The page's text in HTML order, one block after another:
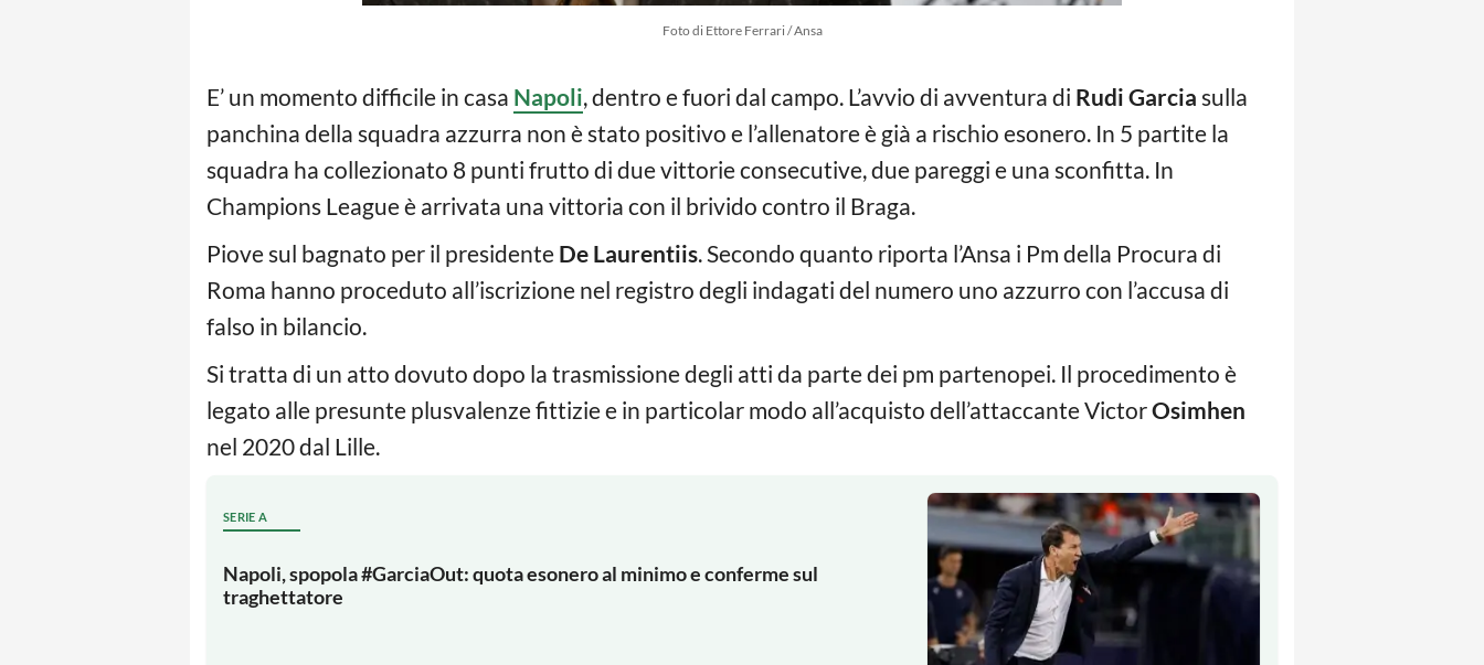
Foto di Ettore Ferrari / Ansa
E’ un momento difficile in casa Napoli, dentro e fuori dal campo. L’avvio di avventura di Rudi Garcia sulla
panchina della squadra azzurra non è stato positivo e l’allenatore è già a rischio esonero. In 5 partite la
squadra ha collezionato 8 punti frutto di due vittorie consecutive, due pareggi e una sconfitta. In
Champions League è arrivata una vittoria con il brivido contro il Braga.
Piove sul bagnato per il presidente De Laurentiis. Secondo quanto riporta l’Ansa i Pm della Procura di
Roma hanno proceduto all’iscrizione nel registro degli indagati del numero uno azzurro con l’accusa di
falso in bilancio.
Si tratta di un atto dovuto dopo la trasmissione degli atti da parte dei pm partenopei. Il procedimento è
legato alle presunte plusvalenze fittizie e in particolar modo all’acquisto dell’attaccante VictorOsimhen
nel 2020 dal Lille.
SERIE A
Napoli, spopola #GarciaOut: quota esonero al minimo e conferme sul
traghettatore